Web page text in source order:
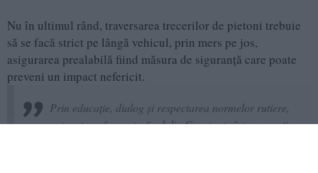
Nu în ultimul rând, traversarea trecerilor de pietoni trebuie
să se facă strict pe lângă vehicul, prin mers pe jos,
asigurarea prealabilă fiind măsura de siguranță care poate
preveni un impact nefericit.
Prin educație, dialog și respectarea normelor rutiere,
putem transforma traficul din Constanța într-un spațiu